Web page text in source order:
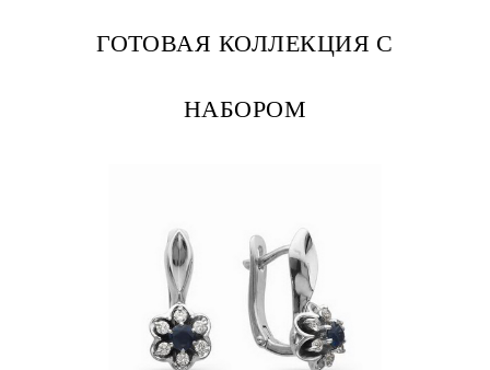
ГОТОВАЯ КОЛЛЕКЦИЯ С
НАБОРОМ